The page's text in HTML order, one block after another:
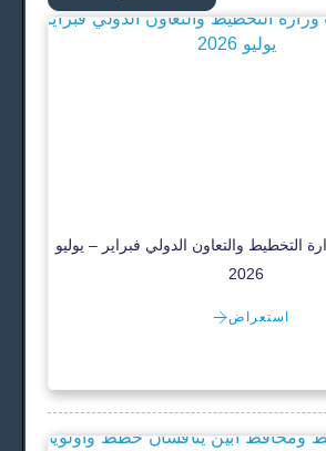
التخطيط والتعاون الدولي فبراير – يوليو
2026
استعراض